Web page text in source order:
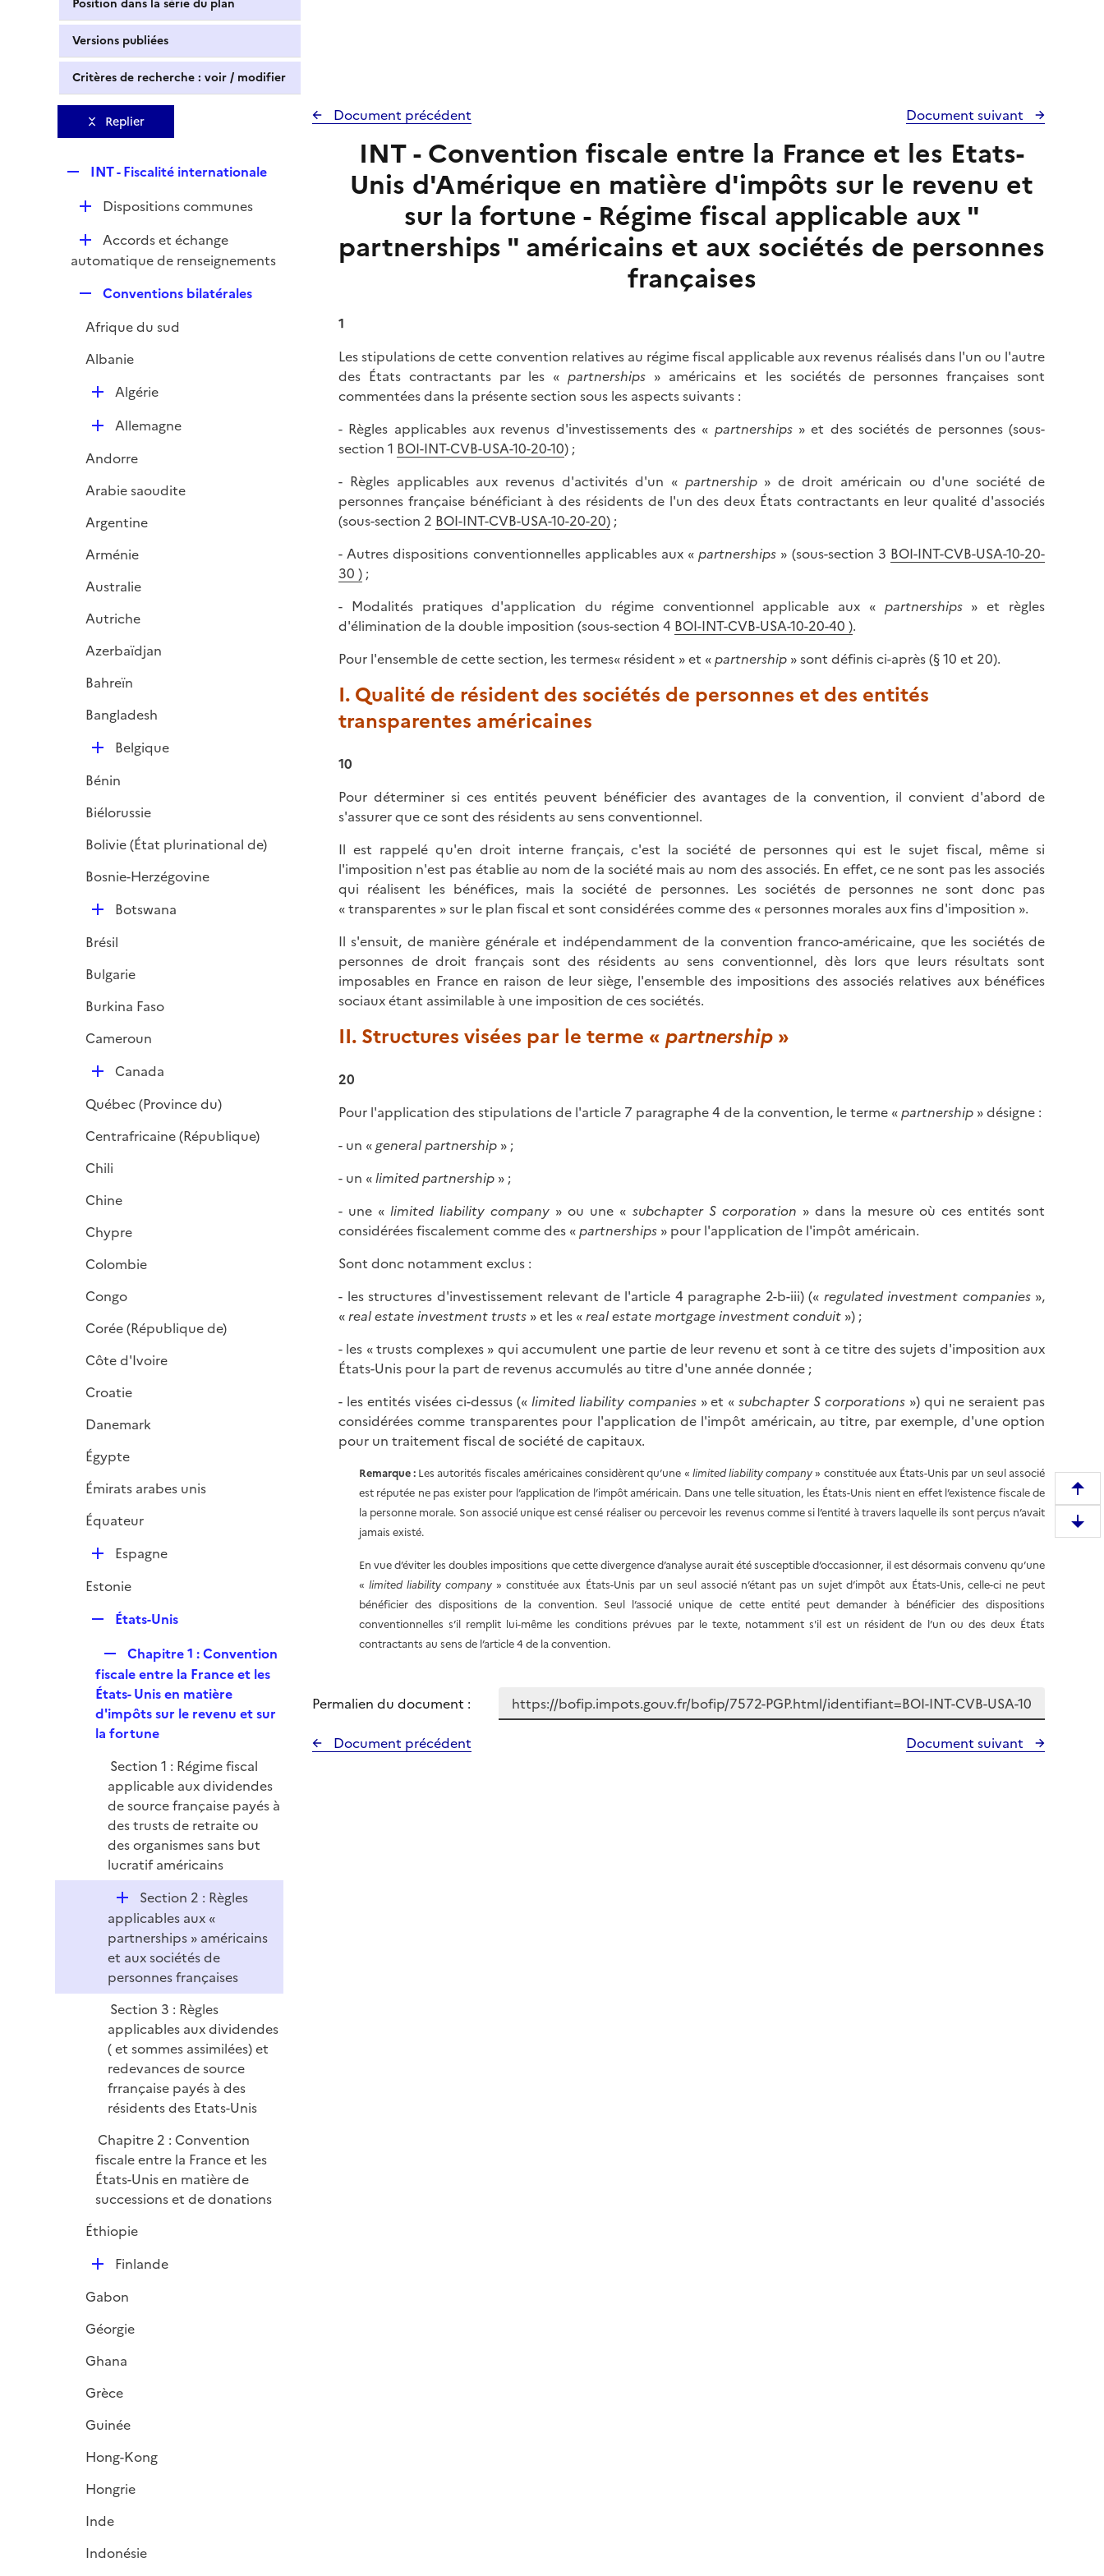
Position dans la série du plan
Versions publiées
Critères de recherche : voir / modifier
Replier
p
l
i
e
r
INT - Fiscalité internationale
D
p
l
r
Dispositions communes
D
é
i
e
r
Accords et échange
automatique de renseignements
p
l
e
Conventions bilatérales
Afrique du sud
Albanie
D
p
l
i
e
Algérie
D
p
l
e
Allemagne
Andorre
Arabie saoudite
Argentine
Arménie
Australie
Autriche
Azerbaïdjan
Bahreïn
Bangladesh
D
p
l
e
Belgique
Bénin
Biélorussie
Bolivie (État plurinational de)
Bosnie-Herzégovine
D
p
l
i
e
Botswana
Brésil
Bulgarie
Burkina Faso
Cameroun
D
p
l
e
Canada
Québec (Province du)
Centrafricaine (République)
Chili
Chine
Chypre
Colombie
Congo
Corée (République de)
Côte d'Ivoire
Croatie
Danemark
Égypte
Émirats arabes unis
Équateur
D
p
e
r
Espagne
Estonie
p
l
i
e
r
États-Unis
e
p
l
i
r
Chapitre 1 : Convention
fiscale entre la France et les
États- Unis en matière
d'impôts sur le revenu et sur
la fortune
Section 1 : Régime fiscal
applicable aux dividendes
de source française payés à
des trusts de retraite ou
des organismes sans but
lucratif américains
D
é
p
l
i
e
r
Section 2 : Règles
applicables aux «
partnerships » américains
et aux sociétés de
personnes françaises
Section 3 : Règles
applicables aux dividendes
( et sommes assimilées) et
redevances de source
frrançaise payés à des
résidents des Etats-Unis
Chapitre 2 : Convention
fiscale entre la France et les
États-Unis en matière de
successions et de donations
Éthiopie
D
p
l
e
Finlande
Gabon
Géorgie
Ghana
Grèce
Guinée
Hong-Kong
Hongrie
Inde
Indonésie
Document précédent Document suivant
INT - Convention fiscale entre la France et les Etats-
Unis d'Amérique en matière d'impôts sur le revenu et
sur la fortune - Régime fiscal applicable aux "
partnerships " américains et aux sociétés de personnes
françaises
1
Les stipulations de cette convention relatives au régime fiscal applicable aux revenus réalisés dans l'un ou l'autre
des États contractants par les «partnerships » américains et les sociétés de personnes françaises sont
commentées dans la présente section sous les aspects suivants :
- Règles applicables aux revenus d'investissements des « partnerships» et des sociétés de personnes (sous-
section 1 BOI-INT-CVB-USA-10-20-10) ;
- Règles applicables aux revenus d'activités d'un « partnership» de droit américain ou d'une société de
personnes française bénéficiant à des résidents de l'un des deux États contractants en leur qualité d'associés
(sous-section 2 BOI-INT-CVB-USA-10-20-20) ;
- Autres dispositions conventionnelles applicables aux «partnerships » (sous-section 3 BOI-INT-CVB-USA-10-20-
30 ) ;
- Modalités pratiques d'application du régime conventionnel applicable aux « partnerships» et règles
d'élimination de la double imposition (sous-section 4 BOI-INT-CVB-USA-10-20-40 ).
Pour l'ensemble de cette section, les termes« résident » et «partnership » sont définis ci-après (§ 10 et 20).
I. Qualité de résident des sociétés de personnes et des entités
transparentes américaines
10
Pour déterminer si ces entités peuvent bénéficier des avantages de la convention, il convient d'abord de
s'assurer que ce sont des résidents au sens conventionnel.
Il est rappelé qu'en droit interne français, c'est la société de personnes qui est le sujet fiscal, même si
l'imposition n'est pas établie au nom de la société mais au nom des associés. En effet, ce ne sont pas les associés
qui réalisent les bénéfices, mais la société de personnes. Les sociétés de personnes ne sont donc pas
« transparentes » sur le plan fiscal et sont considérées comme des « personnes morales aux fins d'imposition ».
Il s'ensuit, de manière générale et indépendamment de la convention franco-américaine, que les sociétés de
personnes de droit français sont des résidents au sens conventionnel, dès lors que leurs résultats sont
imposables en France en raison de leur siège, l'ensemble des impositions des associés relatives aux bénéfices
sociaux étant assimilable à une imposition de ces sociétés.
II. Structures visées par le terme «partnership»
20
Pour l'application des stipulations de l'article 7 paragraphe 4 de la convention, le terme «partnership » désigne :
- un «general partnership » ;
- un «limited partnership » ;
- une «limited liability company » ou une « subchapter S corporation » dans la mesure où ces entités sont
considérées fiscalement comme des «partnerships » pour l'application de l'impôt américain.
Sont donc notamment exclus :
- les structures d'investissement relevant de l'article 4 paragraphe 2-b-iii) (« regulated investment companies»,
«real estate investment trusts » et les «real estate mortgage investment conduit ») ;
- les « trusts complexes » qui accumulent une partie de leur revenu et sont à ce titre des sujets d'imposition aux
États-Unis pour la part de revenus accumulés au titre d'une année donnée ;
- les entités visées ci-dessus (« limited liability companies» et «subchapter S corporations ») qui ne seraient pas
considérées comme transparentes pour l'application de l'impôt américain, au titre, par exemple, d'une option
pour un traitement fiscal de société de capitaux.
Remarque : Les autorités fiscales américaines considèrent qu’une « limited liability company » constituée aux États-Unis par un seul associé
est réputée ne pas exister pour l’application de l’impôt américain. Dans une telle situation, les États-Unis nient en effet l’existence fiscale de
la personne morale. Son associé unique est censé réaliser ou percevoir les revenus comme si l’entité à travers laquelle ils sont perçus n’avait
jamais existé.
En vue d’éviter les doubles impositions que cette divergence d’analyse aurait été susceptible d’occasionner, il est désormais convenu qu’une
« limited liability company » constituée aux États-Unis par un seul associé n’étant pas un sujet d’impôt aux États-Unis, celle-ci ne peut
bénéficier des dispositions de la convention. Seul l’associé unique de cette entité peut demander à bénéficier des dispositions
conventionnelles s’il remplit lui-même les conditions prévues par le texte, notamment s'il est un résident de l’un ou des deux États
contractants au sens de l’article 4 de la convention.
Permalien du document :
Document précédent
Document suivant
e
m
D